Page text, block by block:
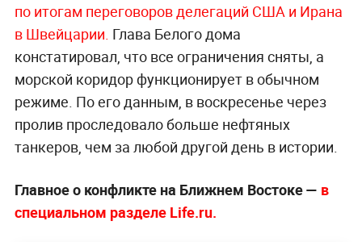
по итогам переговоров делегаций США и Ирана
в Швейцарии. Глава Белого дома
констатировал, что все ограничения сняты, а
морской коридор функционирует в обычном
режиме. По его данным, в воскресенье через
пролив проследовало больше нефтяных
танкеров, чем за любой другой день в истории.
Главное о конфликте на Ближнем Востоке — в
специальном разделе Life.ru.